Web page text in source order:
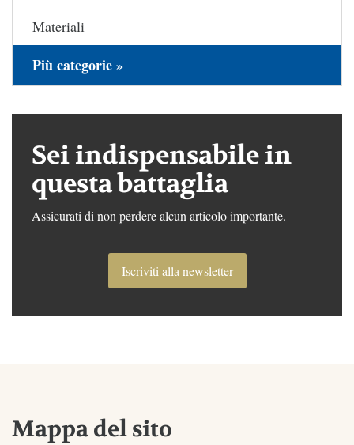
Materiali
Più categorie »
Sei indispensabile in
questa battaglia
Assicurati di non perdere alcun articolo importante.
Iscriviti alla newsletter
Mappa del sito